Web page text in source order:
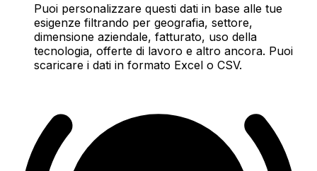
Puoi personalizzare questi dati in base alle tue
esigenze filtrando per geografia, settore,
dimensione aziendale, fatturato, uso della
tecnologia, offerte di lavoro e altro ancora. Puoi
scaricare i dati in formato Excel o CSV.